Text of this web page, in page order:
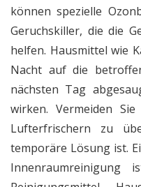
können spezielle
Geruchskiller, die die
helfen. Hausmittel wie
Nacht auf die
nächsten Tag
wirken. Vermeiden
Lufterfrischern zu
temporäre Lösung ist.
Innenraumreinigung